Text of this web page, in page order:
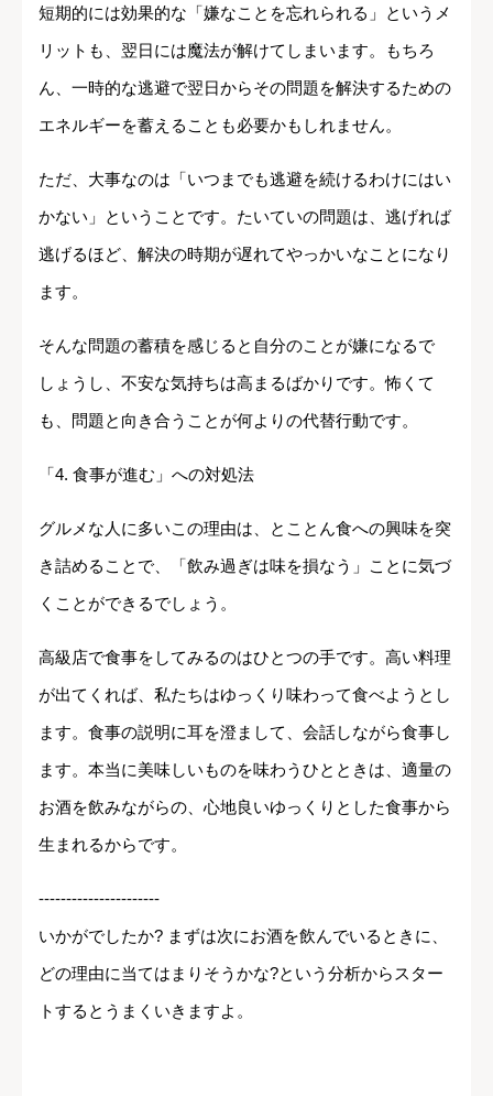
短期的には効果的な「嫌なことを忘れられる」というメ
リットも、翌日には魔法が解けてしまいます。もちろ
ん、一時的な逃避で翌日からその問題を解決するための
エネルギーを蓄えることも必要かもしれません。
ただ、大事なのは「いつまでも逃避を続けるわけにはい
かない」ということです。たいていの問題は、逃げれば
逃げるほど、解決の時期が遅れてやっかいなことになり
ます。
そんな問題の蓄積を感じると自分のことが嫌になるで
しょうし、不安な気持ちは高まるばかりです。怖くて
も、問題と向き合うことが何よりの代替行動です。
「4. 食事が進む」への対処法
グルメな人に多いこの理由は、とことん食への興味を突
き詰めることで、「飲み過ぎは味を損なう」ことに気づ
くことができるでしょう。
高級店で食事をしてみるのはひとつの手です。高い料理
が出てくれば、私たちはゆっくり味わって食べようとし
ます。食事の説明に耳を澄まして、会話しながら食事し
ます。本当に美味しいものを味わうひとときは、適量の
お酒を飲みながらの、心地良いゆっくりとした食事から
生まれるからです。
----------------------
いかがでしたか? まずは次にお酒を飲んでいるときに、
どの理由に当てはまりそうかな?という分析からスター
トするとうまくいきますよ。